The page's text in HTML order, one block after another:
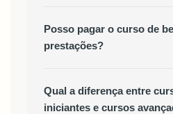
Posso pagar o curso de
prestações?
Qual a diferença entre
iniciantes e cursos